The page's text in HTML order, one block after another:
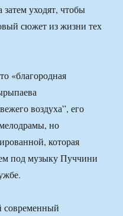
уходят, чтобы
сюжет из жизни тех
«благородная
воздуха”, его
но
которая
под музыку Пуччини